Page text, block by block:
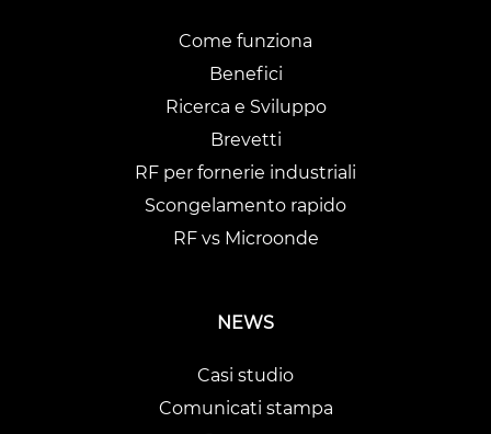
Come funziona
Benefici
Ricerca e Sviluppo
Brevetti
RF per fornerie industriali
Scongelamento rapido
RF vs Microonde
NEWS
Casi studio
Comunicati stampa